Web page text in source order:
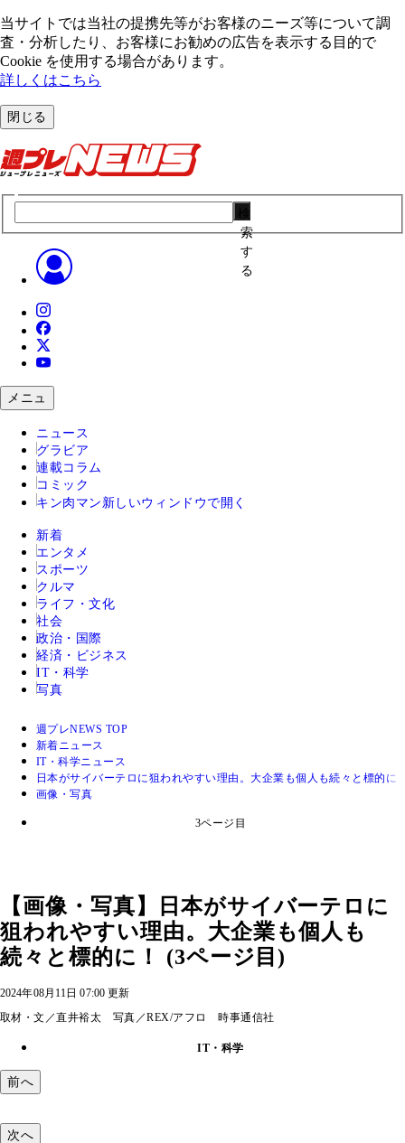
当サイトでは当社の提携先等がお客様のニーズ等について調
査・分析したり、お客様にお勧めの広告を表⽰する⽬的で
Cookie を使⽤する場合があります。
詳しくはこちら
閉じる
索
す
る
メニュ
ニュース
グラビア
連載コラム
コミック
キン肉マン 新しいウィンドウで開く
新着
エンタメ
スポーツ
クルマ
ライフ・文化
社会
政治・国際
経済・ビジネス
IT・科学
写真
週プレNEWS TOP
新着ニュース
IT・科学ニュース
日本がサイバーテロに狙われやすい理由。大企業も個人も続々と標的に
画像・写真
3ページ目
【画像・写真】日本がサイバーテロに
狙われやすい理由。大企業も個人も
続々と標的に！ (3ページ目)
2024年08月11日 07:00 更新
取材・文／直井裕太 写真／REX/アフロ 時事通信社
IT・科学
前へ
次へ